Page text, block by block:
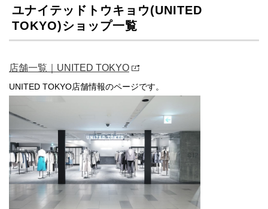
ユナイテッドトウキョウ(UNITED
TOKYO)ショップ一覧
店舗一覧｜UNITED TOKYO
UNITED TOKYO店舗情報のページです。